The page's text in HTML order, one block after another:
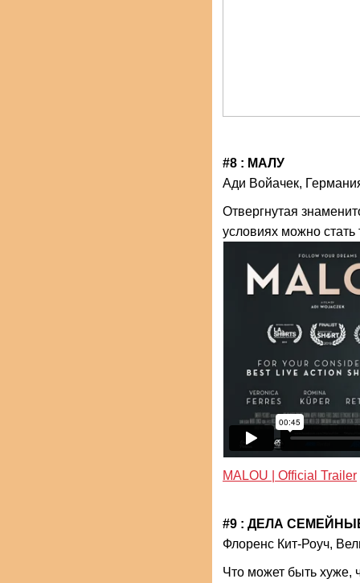
#8 : МАЛУ
Ади Войачек,
Отвергнутая
условиях можно
MALOU | Official Trailer
#9 : ДЕЛА
Флоренс Кит-Роуч,
Что может быть хуже,